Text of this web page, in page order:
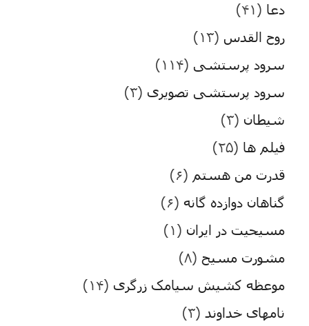
دعا (۴۱)
روح القدس (۱۳)
سرود پرستشی (۱۱۴)
سرود پرستشی تصویری (۳)
شیطان (۳)
فیلم ها (۲۵)
قدرت من هستم (۶)
گناهان دوازده گانه (۶)
مسیحیت در ایران (۱)
مشورت مسیح (۸)
موعظه کشیش سیامک زرگری (۱۴)
نامهای خداوند (۳)